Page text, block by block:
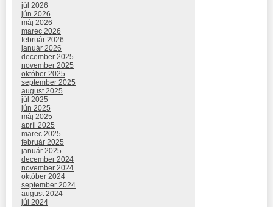
júl 2026
jún 2026
máj 2026
marec 2026
február 2026
január 2026
december 2025
november 2025
október 2025
september 2025
august 2025
júl 2025
jún 2025
máj 2025
apríl 2025
marec 2025
február 2025
január 2025
december 2024
november 2024
október 2024
september 2024
august 2024
júl 2024